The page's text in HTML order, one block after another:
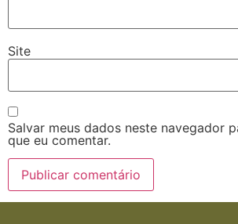
Site
Salvar meus dados neste navegador
que eu comentar.